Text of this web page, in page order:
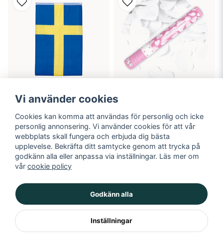
59 kr
LÄGG I VARUKORGEN
69 kr
Bevaka
Vi använder cookies
Cookies kan komma att användas för personlig och icke
personlig annonsering. Vi använder cookies för att vår
webbplats skall fungera och erbjuda dig bästa
upplevelse. Bekräfta ditt samtycke genom att trycka på
godkänn alla eller anpassa via inställningar. Läs mer om
vår cookie policy
Godkänn alla
Inställningar